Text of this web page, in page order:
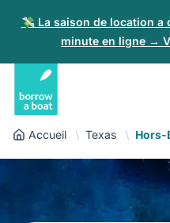
💸 La saison de location a
minute en ligne →
Connexion
Inscription
Pour les partenaires
Złoty
Accueil Texas Hors-